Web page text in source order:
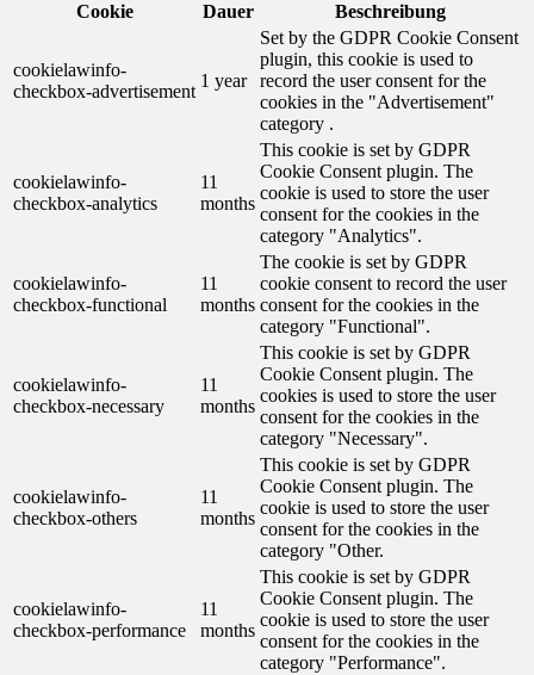
Cookie
Dauer Beschreibung
cookielawinfo-
checkbox-advertisement
1 year
Set by the GDPR Cookie Consent
plugin, this cookie is used to
record the user consent for the
cookies in the "Advertisement"
category .
cookielawinfo-
checkbox-analytics
11
months
This cookie is set by GDPR
Cookie Consent plugin. The
cookie is used to store the user
consent for the cookies in the
category "Analytics".
cookielawinfo-
checkbox-functional
11
months
The cookie is set by GDPR
cookie consent to record the user
consent for the cookies in the
category "Functional".
cookielawinfo-
checkbox-necessary
11
months
This cookie is set by GDPR
Cookie Consent plugin. The
cookies is used to store the user
consent for the cookies in the
category "Necessary".
cookielawinfo-
checkbox-others
11
months
This cookie is set by GDPR
Cookie Consent plugin. The
cookie is used to store the user
consent for the cookies in the
category "Other.
cookielawinfo-
checkbox-performance
11
months
This cookie is set by GDPR
Cookie Consent plugin. The
cookie is used to store the user
consent for the cookies in the
category "Performance".